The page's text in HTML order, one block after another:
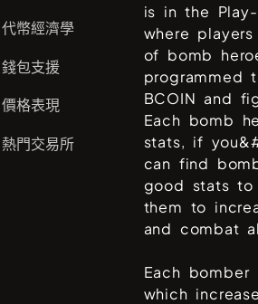
代幣經濟學
錢包支援
價格表現
熱門交易所
is in the Play-
where
of bomb
programmed
BCOIN and
Each bomb
stats, if
can find
good stats
them to
and combat
Each bomber
which